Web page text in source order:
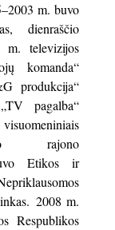
m. buvo
dienraščio
m. televizijos
komanda“
produkcija“
pagalba“
rajono
Etikos ir
2008 m.
Respublikos